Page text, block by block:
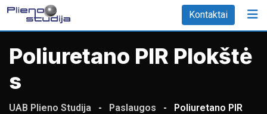
Kontaktai
Poliuretano PIR Plokštė
S
UAB Plieno Studija - Paslaugos -
Poliuretano PIR